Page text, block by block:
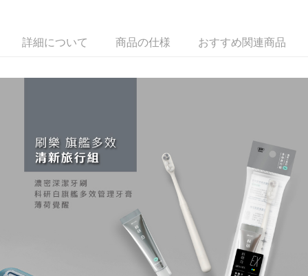
代金納付期限は最短で 14 日以内ですので、ご注意ください。AFTEE アプ
リをダウンロードして AFTEE 会員になるとお支払い期限を最長 45 日以内
二、支払い限度額
1.初回 AFTEEを ご利用の際に、認証結果及び当社の審査の結果に基づ
き、限度額が設定されます。
2.決済金額は最低NT$20です。
3.現在、台湾の会員のみご利用いただけます。
三、利用規約「AFTEE代金後払い」（以下当サービスという）はネットプ
ロテクションズ（以下 AFTEE という）が提供し、AFTEEが代金を徴収し
ます。当サービスご利用の際に提供しなければならない個人情報（注文者
の氏名、電話番号、受取人の氏名、電話番号、受取人住所を含むがこれに
7-11取貨付款
配送毎にNT$120、NT$899以上で送料無料
詳細について 商品の仕様 おすすめ関連商品